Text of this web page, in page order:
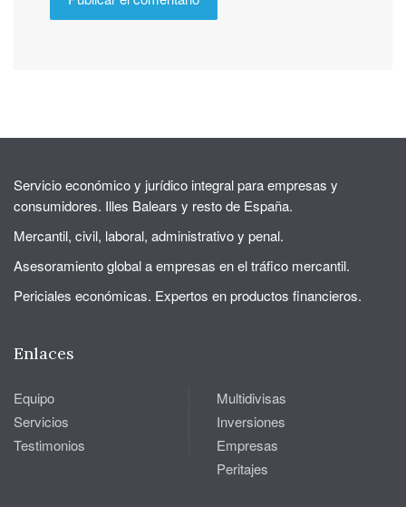
Servicio económico y jurídico integral para empresas y
consumidores. Illes Balears y resto de España.
Mercantil, civil, laboral, administrativo y penal.
Asesoramiento global a empresas en el tráfico mercantil.
Periciales económicas. Expertos en productos financieros.
Enlaces
Equipo
Servicios
Testimonios
Multidivisas
Inversiones
Empresas
Peritajes